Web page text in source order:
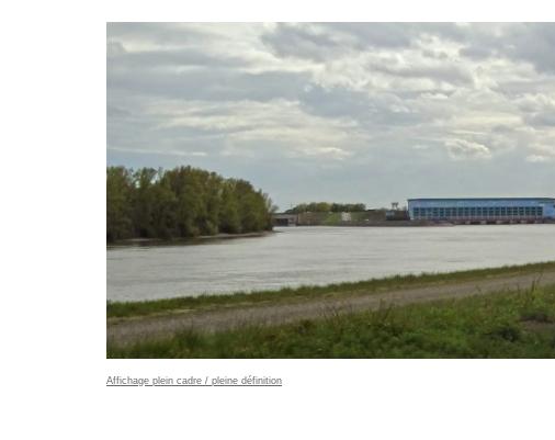
Affichage plein cadre / pleine définition